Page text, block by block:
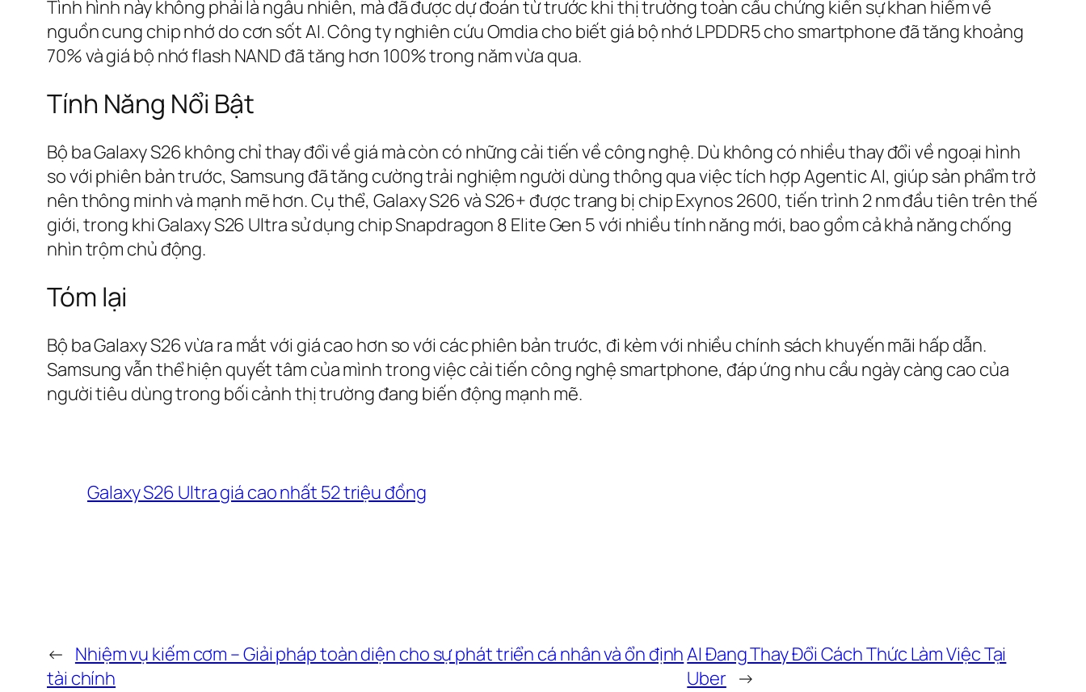
Tình hình này không phải là ngẫu nhiên, mà đã được dự đoán từ trước khi thị trường toàn cầu chứng kiến sự khan hiếm về
nguồn cung chip nhớ do cơn sốt AI. Công ty nghiên cứu Omdia cho biết giá bộ nhớ LPDDR5 cho smartphone đã tăng khoảng
70% và giá bộ nhớ flash NAND đã tăng hơn 100% trong năm vừa qua.
Tính Năng Nổi Bật
Bộ ba Galaxy S26 không chỉ thay đổi về giá mà còn có những cải tiến về công nghệ. Dù không có nhiều thay đổi về ngoại hình
so với phiên bản trước, Samsung đã tăng cường trải nghiệm người dùng thông qua việc tích hợp Agentic AI, giúp sản phẩm trở
nên thông minh và mạnh mẽ hơn. Cụ thể, Galaxy S26 và S26+ được trang bị chip Exynos 2600, tiến trình 2 nm đầu tiên trên thế
giới, trong khi Galaxy S26 Ultra sử dụng chip Snapdragon 8 Elite Gen 5 với nhiều tính năng mới, bao gồm cả khả năng chống
nhìn trộm chủ động.
Tóm lại
Bộ ba Galaxy S26 vừa ra mắt với giá cao hơn so với các phiên bản trước, đi kèm với nhiều chính sách khuyến mãi hấp dẫn.
Samsung vẫn thể hiện quyết tâm của mình trong việc cải tiến công nghệ smartphone, đáp ứng nhu cầu ngày càng cao của
người tiêu dùng trong bối cảnh thị trường đang biến động mạnh mẽ.
Galaxy S26 Ultra giá cao nhất 52 triệu đồng
← Nhiệm vụ kiếm cơm – Giải pháp toàn diện cho sự phát triển cá nhân và ổn định
tài chính
AI Đang Thay Đổi Cách Thức Làm Việc Tại
Uber →